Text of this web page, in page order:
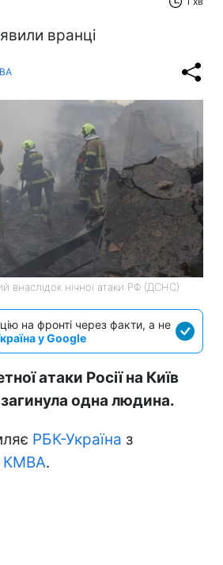
вранці
внаслідок нічної атаки РФ (ДСНС)
на фронті через факти, а не
у Google
атаки Росії на Київ
одна людина.
РБК-Україна з
КМВА.